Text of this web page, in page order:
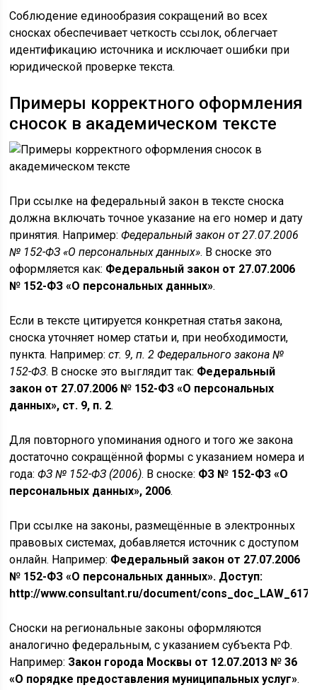
Соблюдение единообразия сокращений во всех
сносках обеспечивает четкость ссылок, облегчает
идентификацию источника и исключает ошибки при
юридической проверке текста.
Примеры корректного оформления
сносок в академическом тексте
При ссылке на федеральный закон в тексте сноска
должна включать точное указание на его номер и дату
принятия. Например:Федеральный закон от 27.07.2006
№ 152-ФЗ «О персональных данных». В сноске это
оформляется как: Федеральный закон от 27.07.2006
№ 152-ФЗ «О персональных данных».
Если в тексте цитируется конкретная статья закона,
сноска уточняет номер статьи и, при необходимости,
пункта. Например:ст. 9, п. 2 Федерального закона №
152-ФЗ. В сноске это выглядит так: Федеральный
закон от 27.07.2006 № 152-ФЗ «О персональных
данных», ст. 9, п. 2.
Для повторного упоминания одного и того же закона
достаточно сокращённой формы с указанием номера и
года:ФЗ № 152-ФЗ (2006). В сноске: ФЗ № 152-ФЗ «О
персональных данных», 2006.
При ссылке на законы, размещённые в электронных
правовых системах, добавляется источник с доступом
онлайн. Например: Федеральный закон от 27.07.2006
№ 152-ФЗ «О персональных данных». Доступ:
http://www.consultant.ru/document/
Сноски на региональные законы оформляются
аналогично федеральным, с указанием субъекта РФ.
Например: Закон города Москвы от 12.07.2013 № 36
«О порядке предоставления муниципальных услуг».